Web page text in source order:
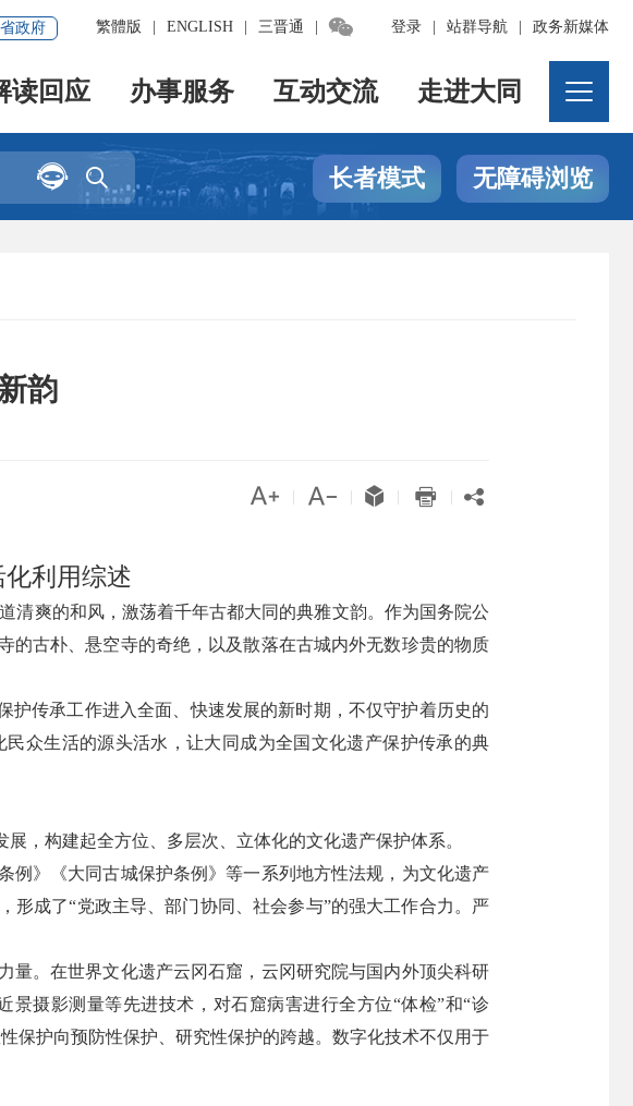
登录 站群导航 政务新媒体
繁體版 ENGLISH 三晋通 
省政府
读回应 办事服务 互动交流 走进大同

 长者模式 无障碍浏览
韵
    
利用综述
清爽的和风，激荡着千年古都大同的典雅文韵。作为国务院公
的古朴、悬空寺的奇绝，以及散落在古城内外无数珍贵的物质
护传承工作进入全面、快速发展的新时期，不仅守护着历史的
众生活的源头活水，让大同成为全国文化遗产保护传承的典
，构建起全方位、多层次、立体化的文化遗产保护体系。
例》《大同古城保护条例》等一系列地方性法规，为文化遗产
成了“党政主导、部门协同、社会参与”的强大工作合力。严
量。在世界文化遗产云冈石窟，云冈研究院与国内外顶尖科研
摄影测量等先进技术，对石窟病害进行全方位“体检”和“诊
保护向预防性保护、研究性保护的跨越。数字化技术不仅用于